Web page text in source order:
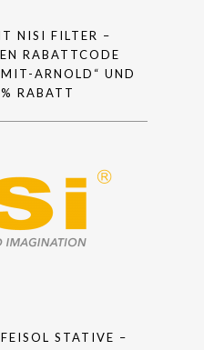
NISI FILTER –
RABATTCODE
ARNOLD“ UND
RABATT
STATIVE –